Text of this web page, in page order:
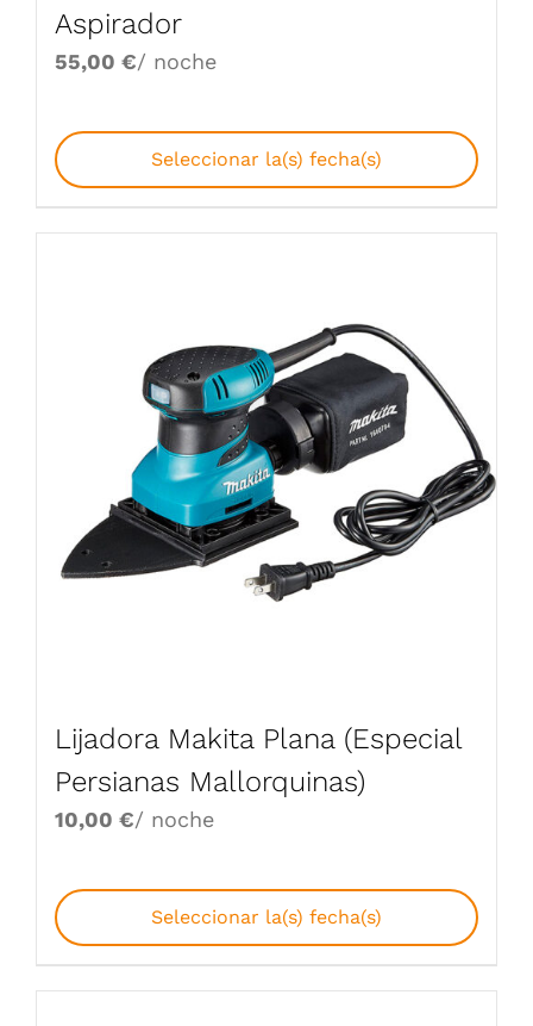
Aspirador
55,00 €/ noche
Seleccionar la(s) fecha(s)
Lijadora Makita Plana (Especial
Persianas Mallorquinas)
10,00 €/ noche
Seleccionar la(s) fecha(s)